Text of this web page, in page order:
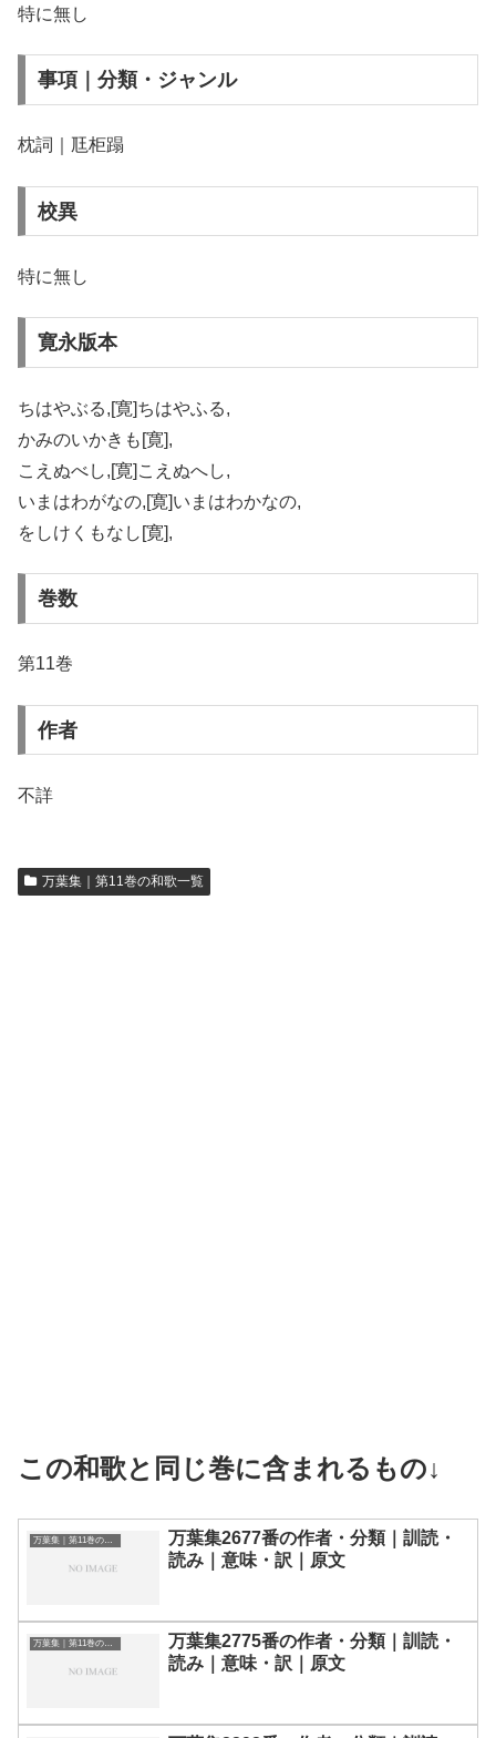
特に無し
事項｜分類・ジャンル
枕詞｜尫柜蹋
校異
特に無し
寛永版本
ちはやぶる,[寛]ちはやふる,
かみのいかきも[寛],
こえぬべし,[寛]こえぬへし,
いまはわがなの,[寛]いまはわかなの,
をしけくもなし[寛],
巻数
第11巻
作者
不詳
万葉集｜第11巻の和歌一覧
この和歌と同じ巻に含まれるもの↓
万葉集｜第11巻の和歌一覧
万葉集2677番の作者・分類｜訓読・
読み｜意味・訳｜原文
万葉集｜第11巻の和歌一覧
万葉集2775番の作者・分類｜訓読・
読み｜意味・訳｜原文